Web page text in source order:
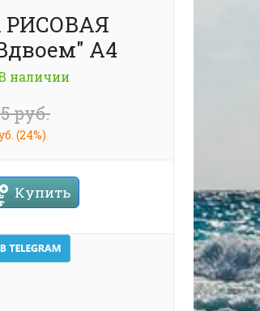
А4
наличии
руб.
(24%)
Купить